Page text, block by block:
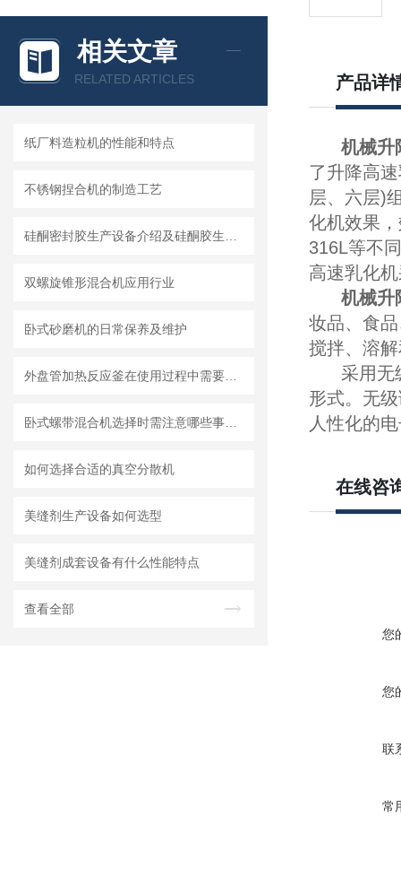
相关文章
RELATED ARTICLES
纸厂料造粒机的性能和特点
不锈钢捏合机的制造工艺
双螺旋锥形混合机应用行业
卧式砂磨机的日常保养及维护
如何选择合适的真空分散机
美缝剂生产设备如何选型
美缝剂成套设备有什么性能特点
查看全部
产品详
机械升
了升降高
层、六层)
化机效果
316L等不
高速乳化
机械升
妆品、食
搅拌、溶
采用无级
形式。无
人性化的
在线咨
您
您
联
常